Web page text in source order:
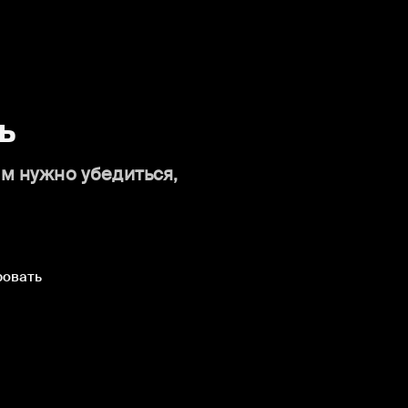
нужно убедиться,